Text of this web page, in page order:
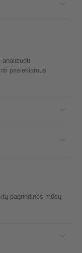
analizuoti
pasiekiamus
pagrindinės mūsų